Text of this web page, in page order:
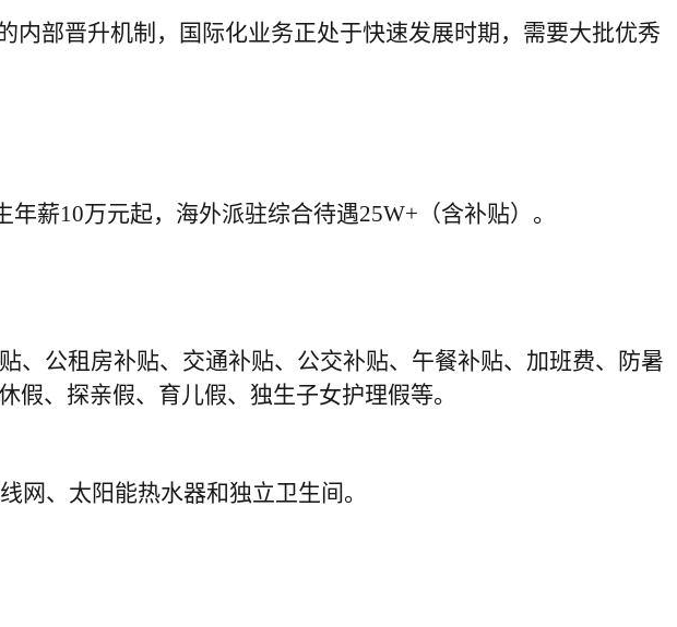
内部晋升机制，国际化业务正处于快速发展时期，需要大批优秀
年薪10万元起，海外派驻综合待遇25W+（含补贴）。
、公租房补贴、交通补贴、公交补贴、午餐补贴、加班费、防暑
、探亲假、育儿假、独生子女护理假等。
网、 太阳能热水器和独立卫生间。